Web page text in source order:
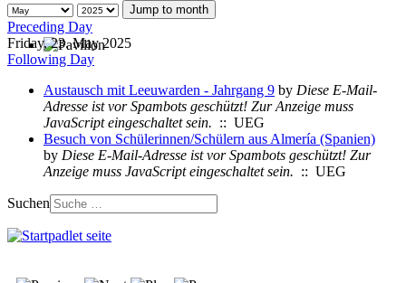
Jump to month
Preceding Day
Friday, 23. May 2025
Following Day
Austausch mit Leeuwarden - Jahrgang 9 by Diese E-Mail-
Adresse ist vor Spambots geschützt! Zur Anzeige muss
JavaScript eingeschaltet sein. :: UEG
Besuch von Schülerinnen/Schülern aus Almería (Spanien)
by Diese E-Mail-Adresse ist vor Spambots geschützt! Zur
Anzeige muss JavaScript eingeschaltet sein. :: UEG
Suchen